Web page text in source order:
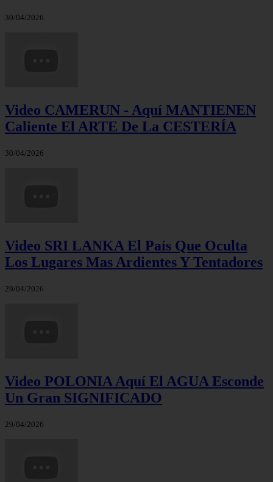
30/04/2026
Video CAMERUN - Aquí MANTIENEN
Caliente El ARTE De La CESTERÍA
30/04/2026
Video SRI LANKA El País Que Oculta
Los Lugares Mas Ardientes Y Tentadores
29/04/2026
Video POLONIA Aquí El AGUA Esconde
Un Gran SIGNIFICADO
29/04/2026